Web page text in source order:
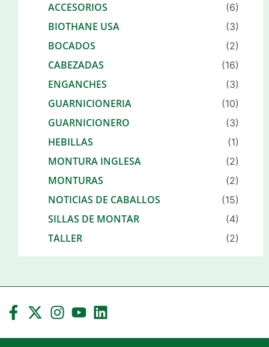
ACCESORIOS (6)
BIOTHANE USA (3)
BOCADOS (2)
CABEZADAS (16)
ENGANCHES (3)
GUARNICIONERIA (10)
GUARNICIONERO (3)
HEBILLAS (1)
MONTURA INGLESA (2)
MONTURAS (2)
NOTICIAS DE CABALLOS (15)
SILLAS DE MONTAR (4)
TALLER (2)